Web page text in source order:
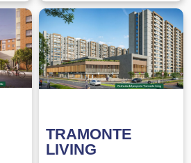
TRAMONTE
LIVING